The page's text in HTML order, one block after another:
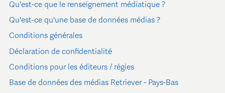
Qu'est-ce que le renseignement médiatique ?
Qu'est-ce qu'une base de données médias ?
Conditions générales
Déclaration de confidentialité
Conditions pour les éditeurs / régies
Base de données des médias Retriever - Pays-Bas